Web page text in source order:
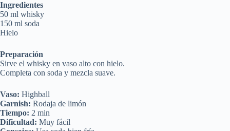
Ingredientes
50 ml whisky
150 ml soda
Hielo
Preparación
Sirve el whisky en vaso alto con hielo.
Completa con soda y mezcla suave.
Vaso: Highball
Garnish: Rodaja de limón
Tiempo: 2 min
Dificultad: Muy fácil